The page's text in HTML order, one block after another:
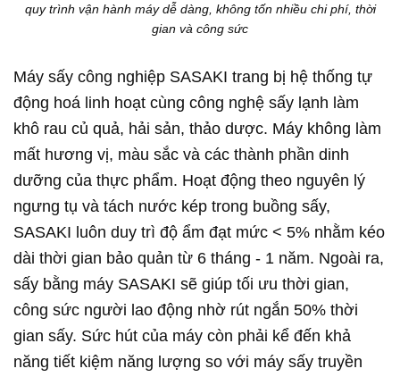
quy trình vận hành máy dễ dàng, không tốn nhiều chi phí, thời
gian và công sức
Máy sấy công nghiệp SASAKI trang bị hệ thống tự
động hoá linh hoạt cùng công nghệ sấy lạnh làm
khô rau củ quả, hải sản, thảo dược. Máy không làm
mất hương vị, màu sắc và các thành phần dinh
dưỡng của thực phẩm. Hoạt động theo nguyên lý
ngưng tụ và tách nước kép trong buồng sấy,
SASAKI luôn duy trì độ ẩm đạt mức < 5% nhằm kéo
dài thời gian bảo quản từ 6 tháng - 1 năm. Ngoài ra,
sấy bằng máy SASAKI sẽ giúp tối ưu thời gian,
công sức người lao động nhờ rút ngắn 50% thời
gian sấy. Sức hút của máy còn phải kể đến khả
năng tiết kiệm năng lượng so với máy sấy truyền